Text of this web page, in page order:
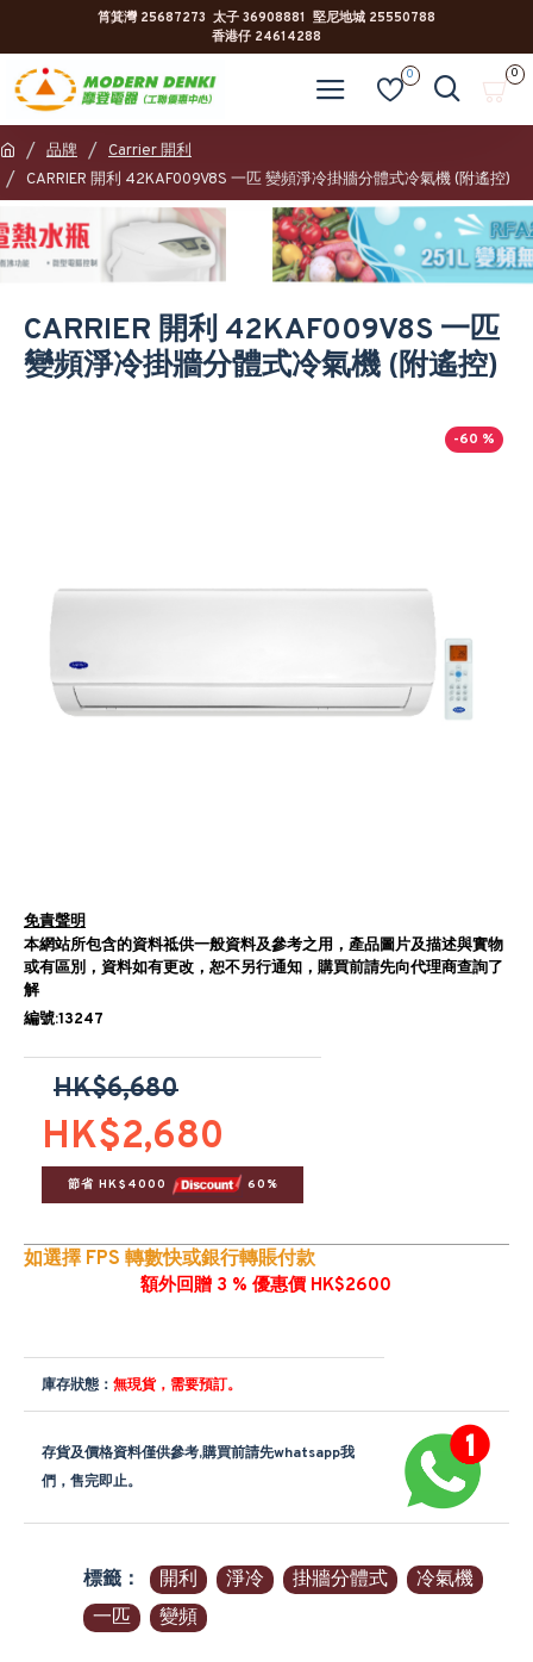
筲箕灣 25687273 太子 36908881 堅尼地城 25550788
香港仔 24614288
0 0
品牌
Carrier 開利
CARRIER 開利 42KAF009V8S 一匹 變頻淨冷掛牆分體式冷氣機 (附遙控)
CARRIER 開利 42KAF009V8S 一匹
變頻淨冷掛牆分體式冷氣機 (附遙控)
-60 %
免責聲明
本網站所包含的資料祗供一般資料及參考之用，產品圖片及描述與實物
或有區別，資料如有更改，恕不另行通知，購買前請先向代理商查詢了
解
編號:13247
HK$2,680
HK$6,680
節省 HK$4000 60%
如選擇 FPS 轉數快或銀行轉賬付款
額外回贈 3 % 優惠價 HK$2600
庫存狀態： 無現貨，需要預訂。
存貨及價格資料僅供參考,購買前請先whatsapp我
們，售完即止。
標籤： 開利 淨冷 掛牆分體式
冷氣機
一匹
變頻